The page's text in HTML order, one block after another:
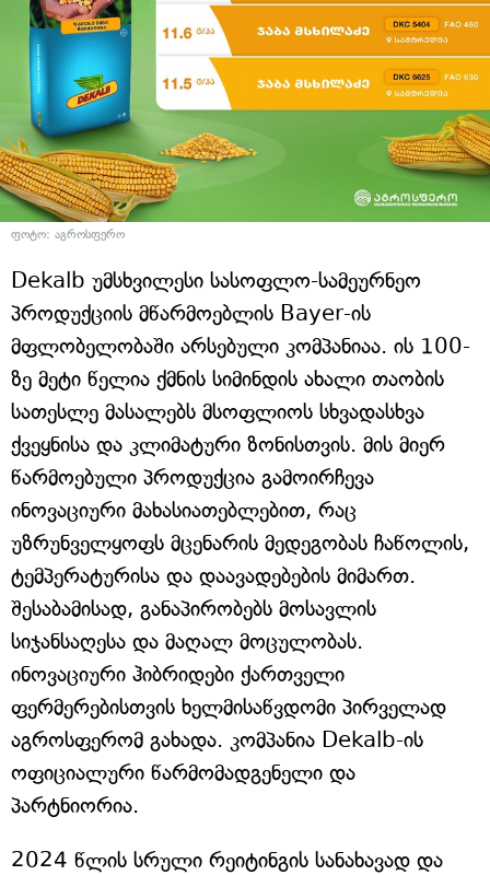
ფოტო: აგროსფერო
Dekalb უმსხვილესი სასოფლო-სამეურნეო
პროდუქციის მწარმოებლის Bayer-ის
მფლობელობაში არსებული კომპანიაა. ის 100-
ზე მეტი წელია ქმნის სიმინდის ახალი თაობის
სათესლე მასალებს მსოფლიოს სხვადასხვა
ქვეყნისა და კლიმატური ზონისთვის. მის მიერ
წარმოებული პროდუქცია გამოირჩევა
ინოვაციური მახასიათებლებით, რაც
უზრუნველყოფს მცენარის მედეგობას ჩაწოლის,
ტემპერატურისა და დაავადებების მიმართ.
შესაბამისად, განაპირობებს მოსავლის
სიჯანსაღესა და მაღალ მოცულობას.
ინოვაციური ჰიბრიდები ქართველი
ფერმერებისთვის ხელმისაწვდომი პირველად
აგროსფერომ გახადა. კომპანია Dekalb-ის
ოფიციალური წარმომადგენელი და
პარტნიორია.
2024 წლის სრული რეიტინგის სანახავად და